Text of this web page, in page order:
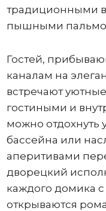
традиционными
пышными
Гостей,
каналам на
встречают
гостиными и
можно отдохнуть
бассейна или
аперитивами
дворецкий
каждого домика
открываются